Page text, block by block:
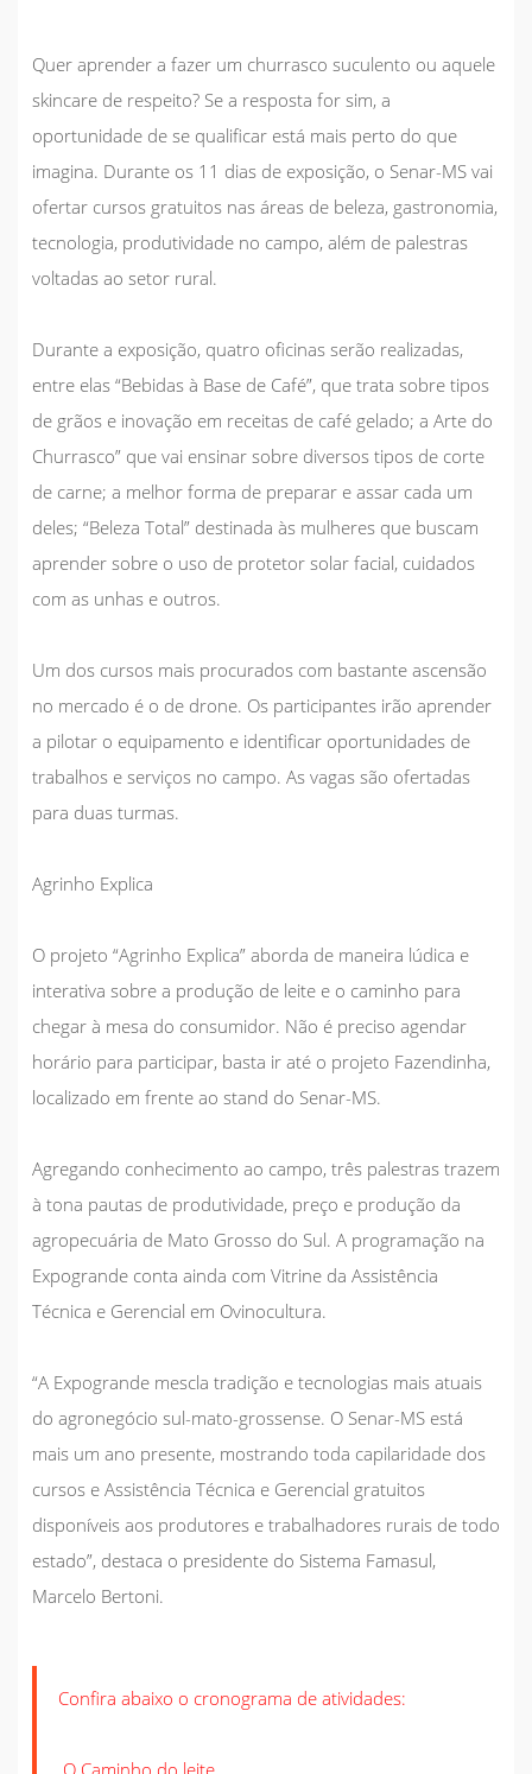
Quer aprender a fazer um churrasco suculento ou aquele
skincare de respeito? Se a resposta for sim, a
oportunidade de se qualificar está mais perto do que
imagina. Durante os 11 dias de exposição, o Senar-MS vai
ofertar cursos gratuitos nas áreas de beleza, gastronomia,
tecnologia, produtividade no campo, além de palestras
voltadas ao setor rural.
Durante a exposição, quatro oficinas serão realizadas,
entre elas “Bebidas à Base de Café”, que trata sobre tipos
de grãos e inovação em receitas de café gelado; a Arte do
Churrasco” que vai ensinar sobre diversos tipos de corte
de carne; a melhor forma de preparar e assar cada um
deles; “Beleza Total” destinada às mulheres que buscam
aprender sobre o uso de protetor solar facial, cuidados
com as unhas e outros.
Um dos cursos mais procurados com bastante ascensão
no mercado é o de drone. Os participantes irão aprender
a pilotar o equipamento e identificar oportunidades de
trabalhos e serviços no campo. As vagas são ofertadas
para duas turmas.
Agrinho Explica
O projeto “Agrinho Explica” aborda de maneira lúdica e
interativa sobre a produção de leite e o caminho para
chegar à mesa do consumidor. Não é preciso agendar
horário para participar, basta ir até o projeto Fazendinha,
localizado em frente ao stand do Senar-MS.
Agregando conhecimento ao campo, três palestras trazem
à tona pautas de produtividade, preço e produção da
agropecuária de Mato Grosso do Sul. A programação na
Expogrande conta ainda com Vitrine da Assistência
Técnica e Gerencial em Ovinocultura.
“A Expogrande mescla tradição e tecnologias mais atuais
do agronegócio sul-mato-grossense. O Senar-MS está
mais um ano presente, mostrando toda capilaridade dos
cursos e Assistência Técnica e Gerencial gratuitos
disponíveis aos produtores e trabalhadores rurais de todo
estado”, destaca o presidente do Sistema Famasul,
Marcelo Bertoni.
Confira abaixo o cronograma de atividades:
O Caminho do leite